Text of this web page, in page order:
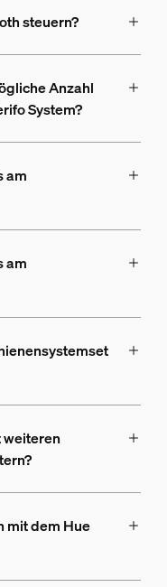
steuern?
Anzahl
System?
am
am
weiteren
mit dem Hue